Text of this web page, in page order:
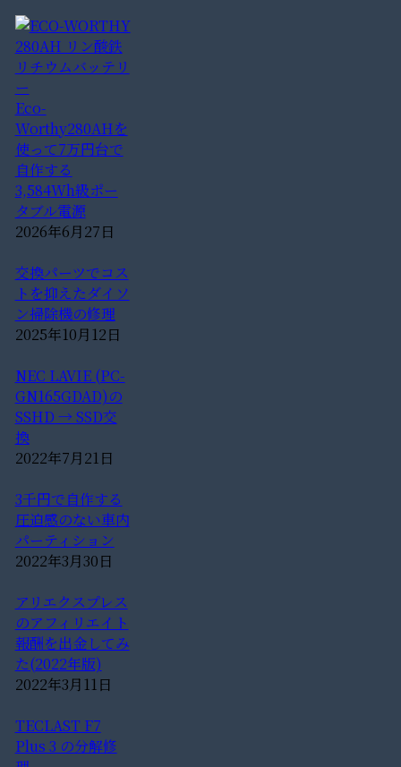
Eco-
Worthy280AHを
使って7万円台で
自作する
3,584Wh級ポー
タブル電源
2026年6月27日
交換パーツでコス
トを抑えたダイソ
ン掃除機の修理
2025年10月12日
NEC LAVIE (PC-
GN165GDAD)の
SSHD → SSD交
換
2022年7月21日
3千円で自作する
圧迫感のない車内
パーティション
2022年3月30日
アリエクスプレス
のアフィリエイト
報酬を出金してみ
た(2022年版)
2022年3月11日
TECLAST F7
Plus 3 の分解修